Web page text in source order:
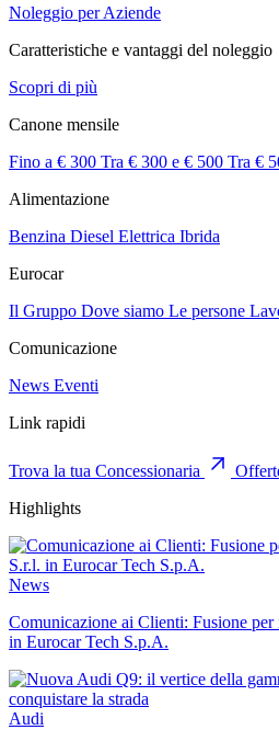
Noleggio per Aziende
Caratteristiche e vantaggi del noleggio
Scopri di più
Canone mensile
Fino a € 300 Tra € 300 e € 500 Tra €
Alimentazione
Benzina Diesel Elettrica Ibrida
Eurocar
Il Gruppo Dove siamo Le persone
Comunicazione
News Eventi
Link rapidi
Trova la tua Concessionaria
Highlights
News
Comunicazione ai Clienti: Fusione
in Eurocar Tech S.p.A.
Audi